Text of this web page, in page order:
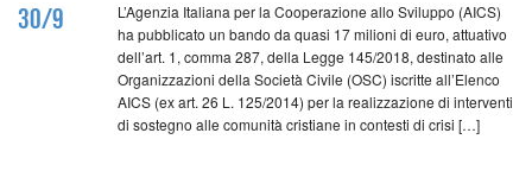
30/9
L’Agenzia Italiana per la Cooperazione allo Sviluppo (AICS)
ha pubblicato un bando da quasi 17 milioni di euro, attuativo
dell’art. 1, comma 287, della Legge 145/2018, destinato alle
Organizzazioni della Società Civile (OSC) iscritte all’Elenco
AICS (ex art. 26 L. 125/2014) per la realizzazione di interventi
di sostegno alle comunità cristiane in contesti di crisi […]